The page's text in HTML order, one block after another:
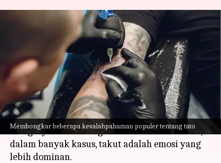
Membongkar beberapa kesalahpahaman populer tentang tato
Singkirkan dulu mitos-mitos
tentang tato ini sebelum
membuat tato
menulis Taufiq Al Jufri Apr 04, 2023 12:57 pm
Apa ceritanya
Membuat tato untuk pertama kali bisa jadi
mengasyikkan sekaligus menakutkan. Namun,
dalam banyak kasus, takut adalah emosi yang
lebih dominan.